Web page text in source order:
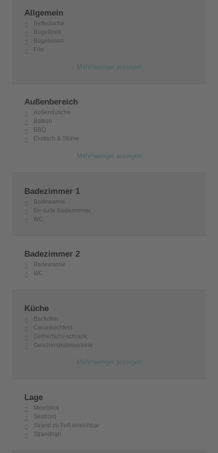
Allgemein
Bettwäsche
Bügelbrett
Bügeleisen
Fön
Mehr/weniger anzeigen
Außenbereich
Außendusche
Balkon
BBQ
Esstisch & Stühle
Mehr/weniger anzeigen
Badezimmer 1
Badewanne
En-suite Badezimmer
WC
Badezimmer 2
Badewanne
WC
Küche
Backofen
Cerankochfeld
Gefrierfach/-schrank
Geschirrspülmaschine
Mehr/weniger anzeigen
Lage
Meerblick
Seafront
Strand zu Fuß erreichbar
Strandnah